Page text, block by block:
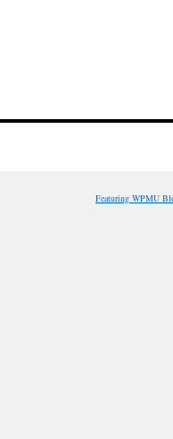
Featuring WPMU